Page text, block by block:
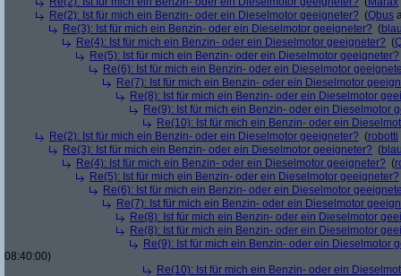
Re(2): Ist für mich ein Benzin- oder ein Dieselmotor geeigneter? (Qbus
Re(3): Ist für mich ein Benzin- oder ein Dieselmotor geeigneter? (
Re(4): Ist für mich ein Benzin- oder ein Dieselmotor geeigneter? (
Re(5): Ist für mich ein Benzin- oder ein Dieselmotor geeigneter?
Re(6): Ist für mich ein Benzin- oder ein Dieselmotor
Re(7): Ist für mich ein Benzin- oder ein Dieselmotor
Re(8): Ist für mich ein Benzin- oder ein Dieselmotor
Re(9): Ist für mich ein Benzin- oder ein Dieselmotor
Re(10): Ist für mich ein Benzin- oder ein
Re(2): Ist für mich ein Benzin- oder ein Dieselmotor geeigneter? (robotti
Re(3): Ist für mich ein Benzin- oder ein Dieselmotor geeigneter? (
Re(4): Ist für mich ein Benzin- oder ein Dieselmotor geeigneter? (
Re(5): Ist für mich ein Benzin- oder ein Dieselmotor geeigneter?
Re(6): Ist für mich ein Benzin- oder ein Dieselmotor
Re(7): Ist für mich ein Benzin- oder ein Dieselmotor
Re(8): Ist für mich ein Benzin- oder ein Dieselmotor
Re(8): Ist für mich ein Benzin- oder ein Dieselmotor
Re(9): Ist für mich ein Benzin- oder ein Dieselmotor
08:40:00)
Re(10): Ist für mich ein Benzin- oder ein